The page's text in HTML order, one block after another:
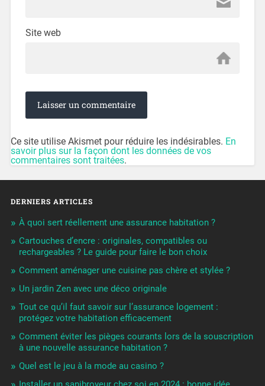
Site web
Ce site utilise Akismet pour réduire les indésirables. En
savoir plus sur la façon dont les données de vos
commentaires sont traitées.
DERNIERS ARTICLES
À quoi sert réellement une assurance habitation ?
Cartouches d’encre : originales, compatibles ou
rechargeables ? Le guide pour faire le bon choix
Comment aménager une cuisine pas chère et stylée ?
Un jardin Zen avec une déco originale
Tout ce qu’il faut savoir sur l’assurance logement :
protégez votre habitation efficacement
Comment éviter les pièges courants lors de la souscription
à une nouvelle assurance habitation ?
Quel est le jeu à la mode au casino ?